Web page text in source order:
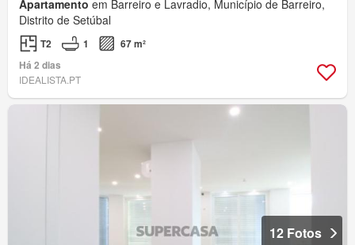
Apartamento em Barreiro e Lavradio, Município de Barreiro,
Distrito de Setúbal
T2 1
67 m²
Há 2 dias
IDEALISTA.PT
12 Fotos